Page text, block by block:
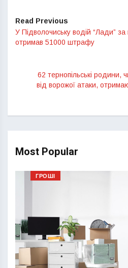
Read Previous
У Підволочиську водій “Лади” за
отримав 51000 штрафу
62 тернопільські родини,
від ворожої атаки,
Most Popular
ГРОШІ